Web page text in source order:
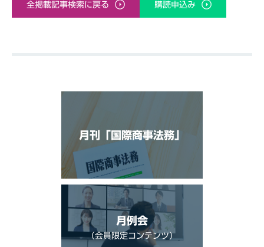
全掲載記事検索に戻る 購読申込み
月刊「国際商事法務」
月例会
（会員限定コンテンツ）